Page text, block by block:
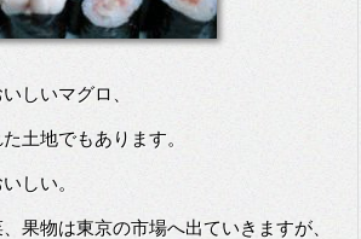
しいマグロ、
土地でもあります。
しい。
果物は東京の市場へ出ていきますが、